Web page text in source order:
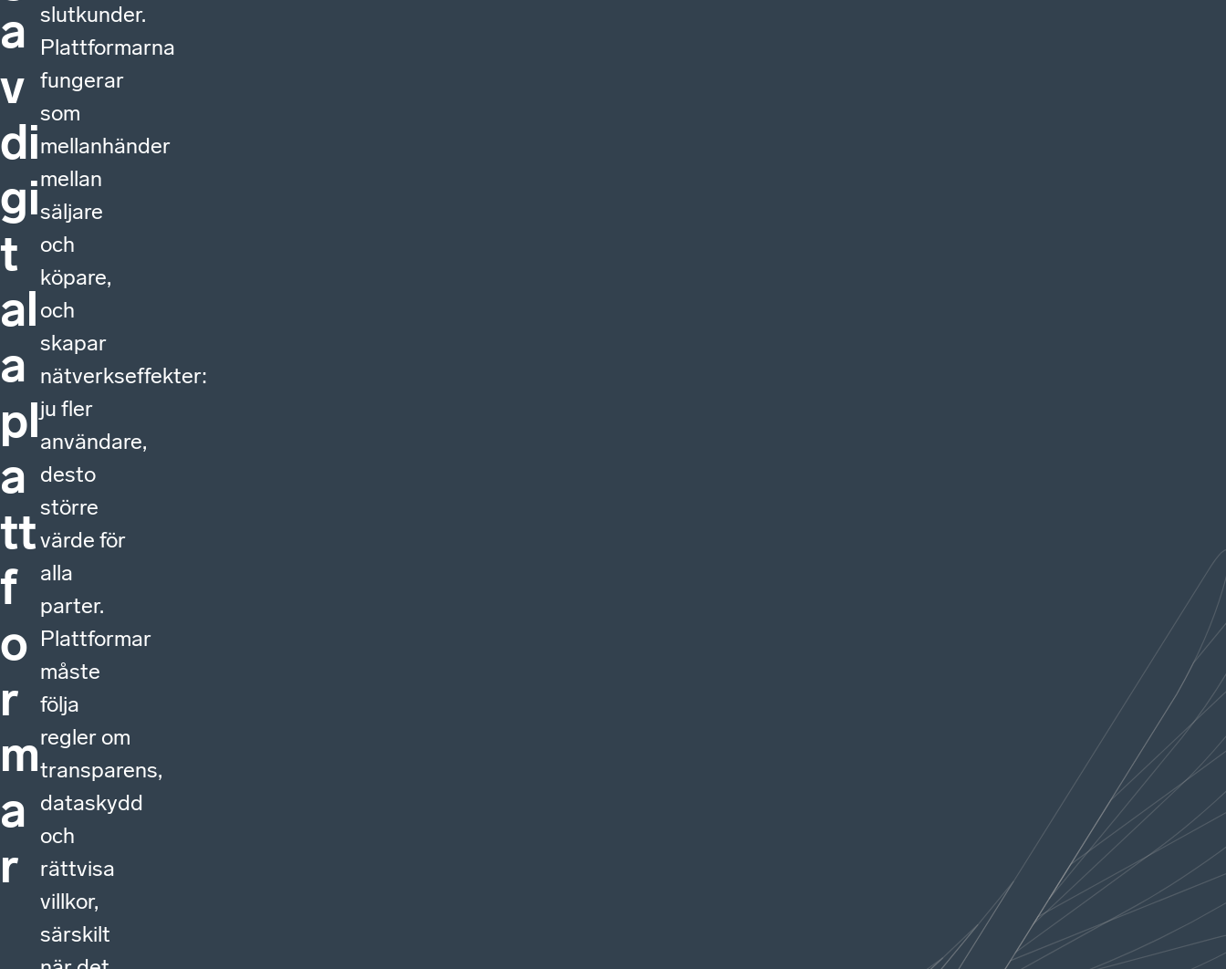
a
v
di
gi
t
al
a
pl
a
tt
f
o
r
m
a
r
slutkunder.
Plattformarna
fungerar
som
mellanhänder
mellan
säljare
och
köpare,
och
skapar
nätverkseffekter:
ju fler
användare,
desto
större
värde för
alla
parter.
Plattformar
måste
följa
regler om
transparens,
dataskydd
och
rättvisa
villkor,
särskilt